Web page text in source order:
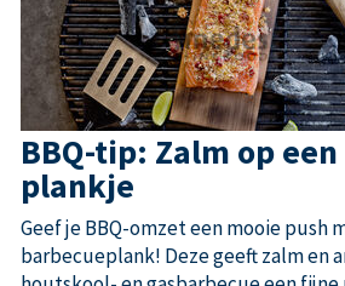
BBQ-tip: Zalm op
plankje
Geef je BBQ-omzet een mooie push
barbecueplank! Deze geeft zalm en